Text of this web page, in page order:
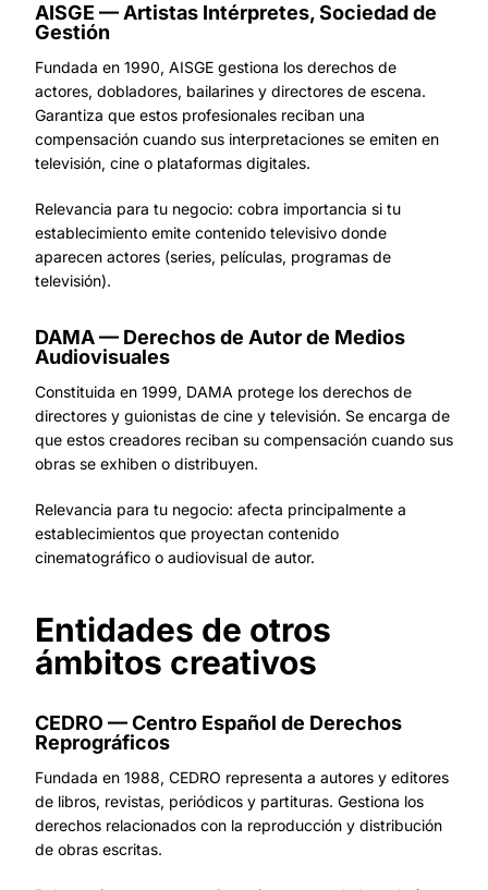
AISGE — Artistas Intérpretes, Sociedad de
Gestión
Fundada en 1990, AISGE gestiona los derechos de
actores, dobladores, bailarines y directores de escena.
Garantiza que estos profesionales reciban una
compensación cuando sus interpretaciones se emiten en
televisión, cine o plataformas digitales.
Relevancia para tu negocio: cobra importancia si tu
establecimiento emite contenido televisivo donde
aparecen actores (series, películas, programas de
televisión).
DAMA — Derechos de Autor de Medios
Audiovisuales
Constituida en 1999, DAMA protege los derechos de
directores y guionistas de cine y televisión. Se encarga de
que estos creadores reciban su compensación cuando sus
obras se exhiben o distribuyen.
Relevancia para tu negocio: afecta principalmente a
establecimientos que proyectan contenido
cinematográfico o audiovisual de autor.
Entidades de otros
ámbitos creativos
CEDRO — Centro Español de Derechos
Reprográficos
Fundada en 1988, CEDRO representa a autores y editores
de libros, revistas, periódicos y partituras. Gestiona los
derechos relacionados con la reproducción y distribución
de obras escritas.